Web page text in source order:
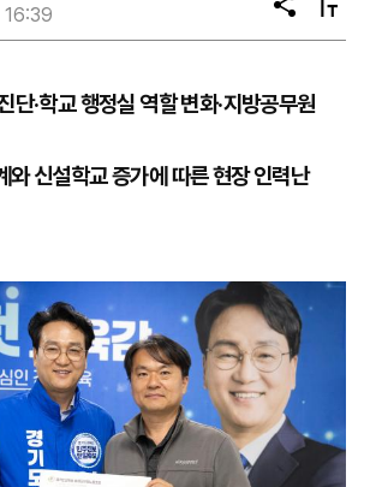
공
유
텍
스
단·학교 행정실 역할 변화·지방공무원
와 신설학교 증가에 따른 현장 인력난